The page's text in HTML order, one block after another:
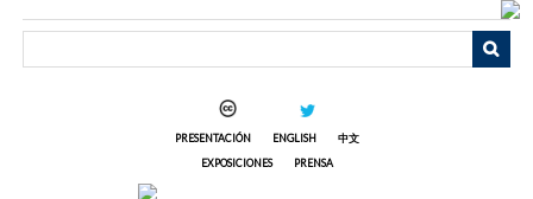
PRESENTACIÓN ENGLISH
中文
EXPOSICIONES
PRENSA